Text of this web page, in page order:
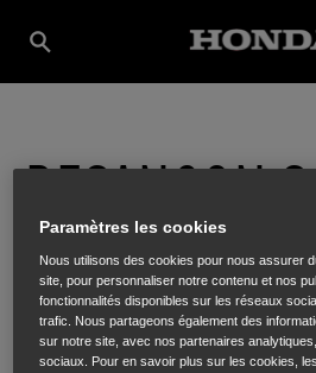
BESANCON
520 RUE BLAISE PASCAL, ZONE
39000
Paramètres les cookies
Nous utilisons des cookies pour nous assurer
site, pour personnaliser notre contenu et nos
fonctionnalités disponibles sur les réseaux
trafic. Nous partageons également des
sur notre site, avec nos partenaires
sociaux. Pour en savoir plus sur les cookies,